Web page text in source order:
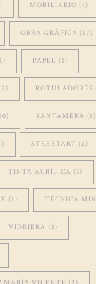
MOBILIARIO (1)
OBRA GRÁFICA (17)
PAPEL (1)
(2) ROTULADORES
SANTAMERA (1)
STREETART (2)
TINTA ACRÍLICA (3)
(1) TÉCNICA
VIDRIERA (2)